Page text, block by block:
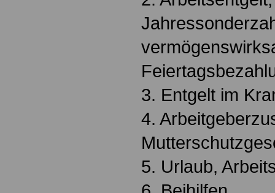
3. Entgelt im
4.
5. Urlaub,